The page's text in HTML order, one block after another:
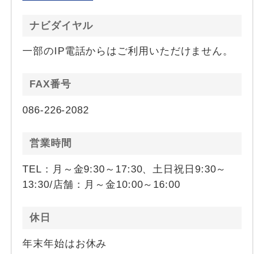
ナビダイヤル
一部のIP電話からはご利用いただけません。
FAX番号
086-226-2082
営業時間
TEL：月～金9:30～17:30、土日祝日9:30～
13:30/店舗：月～金10:00～16:00
休日
年末年始はお休み